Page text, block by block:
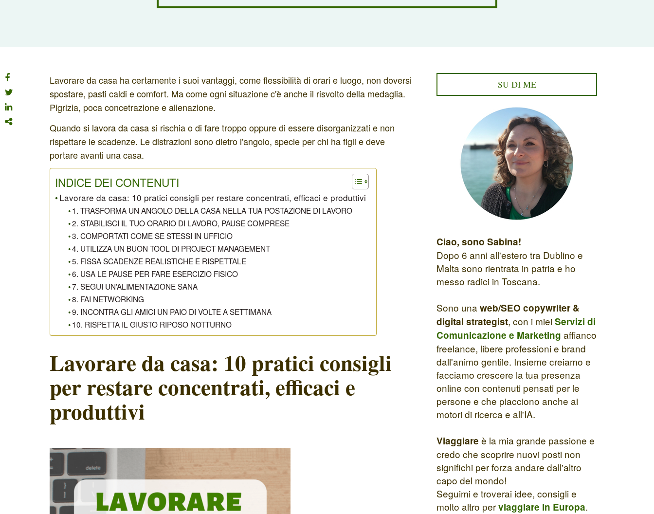
Lavorare da casa ha certamente i suoi vantaggi, come flessibilità di orari e luogo, non doversi
spostare, pasti caldi e comfort. Ma come ogni situazione c'è anche il risvolto della medaglia.
Pigrizia, poca concetrazione e alienazione.
Quando si lavora da casa si rischia o di fare troppo oppure di essere disorganizzati e non
rispettare le scadenze. Le distrazioni sono dietro l'angolo, specie per chi ha figli e deve
portare avanti una casa.
INDICE DEI CONTENUTI
Lavorare da casa: 10 pratici consigli per restare concentrati, efficaci e produttivi
1. TRASFORMA UN ANGOLO DELLA CASA NELLA TUA POSTAZIONE DI LAVORO
2. STABILISCI IL TUO ORARIO DI LAVORO, PAUSE COMPRESE
3. COMPORTATI COME SE STESSI IN UFFICIO
4. UTILIZZA UN BUON TOOL DI PROJECT MANAGEMENT
5. FISSA SCADENZE REALISTICHE E RISPETTALE
6. USA LE PAUSE PER FARE ESERCIZIO FISICO
7. SEGUI UN’ALIMENTAZIONE SANA
8. FAI NETWORKING
9. INCONTRA GLI AMICI UN PAIO DI VOLTE A SETTIMANA
10. RISPETTA IL GIUSTO RIPOSO NOTTURNO
Lavorare da casa: 10 pratici consigli
per restare concentrati, efficaci e
produttivi
SU DI ME
Ciao, sono Sabina!
Dopo 6 anni all'estero tra Dublino e
Malta sono rientrata in patria e ho
messo radici in Toscana.
Sono una web/SEO copywriter &
digital strategist, con i mieiServizi di
Comunicazione e Marketing affianco
freelance, libere professioni e brand
dall'animo gentile. Insieme creiamo e
facciamo crescere la tua presenza
online con contenuti pensati per le
persone e che piacciono anche ai
motori di ricerca e all'IA.
Viaggiare è la mia grande passione e
credo che scoprire nuovi posti non
significhi per forza andare dall'altro
capo del mondo!
Seguimi e troverai idee, consigli e
molto altro perviaggiare in Europa.